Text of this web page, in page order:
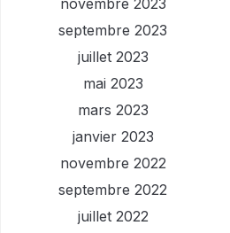
novembre 2023
septembre 2023
juillet 2023
mai 2023
mars 2023
janvier 2023
novembre 2022
septembre 2022
juillet 2022